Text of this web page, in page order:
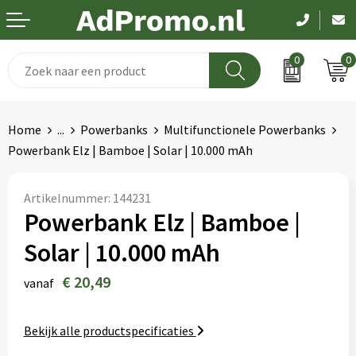
0 0
Paraplu's
Elektronica
Anti-stress
Elektronica, Gadgets en USB
Feestartikelen
Fitness
Huis, Tuin en Keuken
Bodywarmers
Caps, Hoeden en Mutsen
Handschoenen en Sjaals
Hygiëne en Persoonlijke verzorging
Jassen
Pasen
Kerst
EK en WK
Pakketten voor elke gelegenheid
Home ... Powerbanks
Multifunctionele Powerbanks
Powerbank Elz | Bamboe | Solar | 10.000 mAh
Artikelnummer: 144231
Powerbank Elz | Bamboe |
Solar | 10.000 mAh
vanaf € 20,49
Bekijk alle productspecificaties